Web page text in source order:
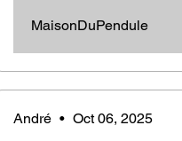
Opt for
black jasper at a reduced
purification tool, 8/9 cm in
of the pendulums placed on
Why Choose the Guaiac Wood
MaisonDuPendule
André • Oct 06, 2025